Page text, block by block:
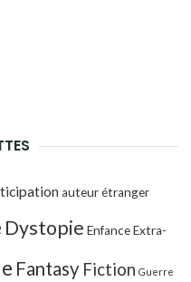
auteur étranger
Dystopie EnfanceExtra-
Fantasy Fiction Guerre